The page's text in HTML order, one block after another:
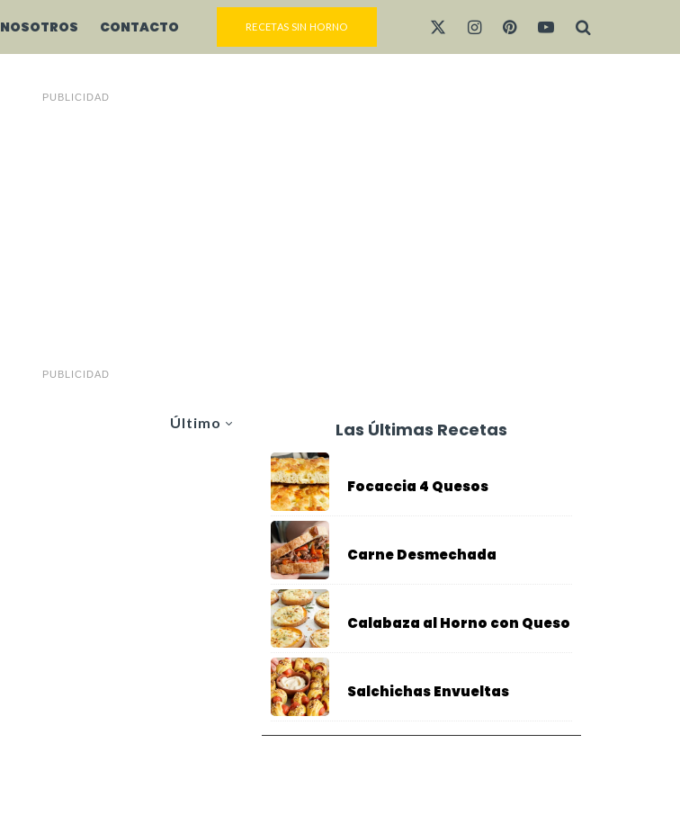
NOSOTROS CONTACTO RECETAS SIN HORNO
PUBLICIDAD
PUBLICIDAD
Último Las Últimas Recetas
Focaccia 4 Quesos
Carne Desmechada
Calabaza al Horno con Queso
Salchichas Envueltas